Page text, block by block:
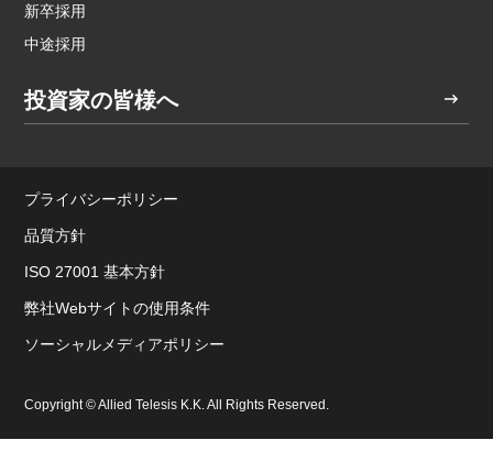
新卒採用
中途採用
投資家の皆様へ
プライバシーポリシー
品質方針
ISO 27001 基本方針
弊社Webサイトの使用条件
ソーシャルメディアポリシー
Copyright © Allied Telesis K.K. All Rights Reserved.